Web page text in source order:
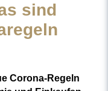
sind
Corona-Regeln